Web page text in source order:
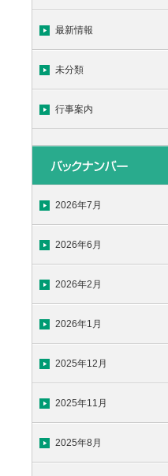
最新情報
未分類
行事案内
2026年7月
2026年6月
2026年2月
2026年1月
2025年12月
2025年11月
2025年8月